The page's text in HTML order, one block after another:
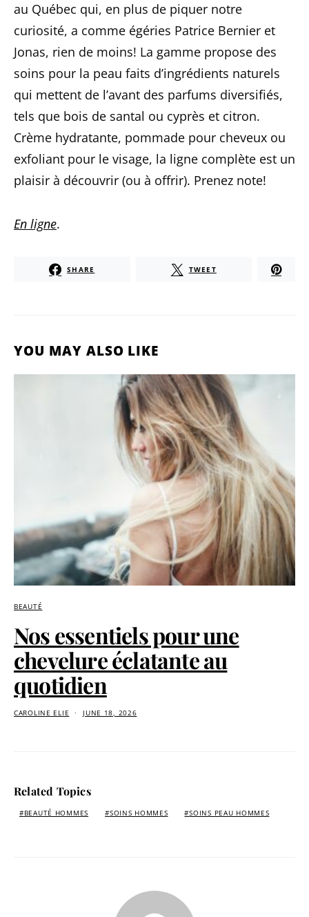
au Québec qui, en plus de piquer notre
curiosité, a comme égéries Patrice Bernier et
Jonas, rien de moins! La gamme propose des
soins pour la peau faits d’ingrédients naturels
qui mettent de l’avant des parfums diversifiés,
tels que bois de santal ou cyprès et citron.
Crème hydratante, pommade pour cheveux ou
exfoliant pour le visage, la ligne complète est un
plaisir à découvrir (ou à offrir). Prenez note!
En ligne.
SHARE TWEET
YOU MAY ALSO LIKE
BEAUTÉ
Nos essentiels pour une
chevelure éclatante au
quotidien
CAROLINE ELIE JUNE 18, 2026
Related Topics
BEAUTÉ HOMMES SOINS HOMMES SOINS PEAU HOMMES